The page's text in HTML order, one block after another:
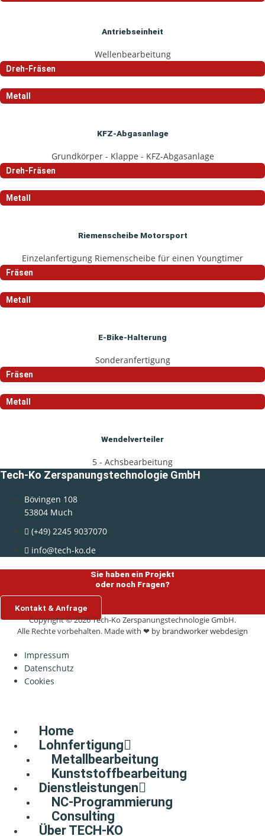
Antriebseinheit
Wellenbearbeitung
Dreh-Fräsen
Metall
KFZ-Abgasanlage
Grundkörper - Klappe - KFZ-Abgasanlage
Dreh-Fräsen
Metall
Riemenscheibe Motorsport
Einzelanfertigung Riemenscheibe für einen Youngtimer
Fräsen
Metall
E-Bike-Halterung
Sonderanfertigung
Fräsen
Metall
Wendelverteiler
5 - Achsbearbeitung
Tech-Ko Zerspanungstechnologie GmbH
Bövingen 108
53804 Much
(+49) 2245 9037070
info@tech-ko.de
Sie haben ein Projekt
oder noch Fragen?
Kontakt & Anfrage
Copyright © 2026 Tech-Ko Zerspanungstechnologie GmbH.
Alle Rechte vorbehalten. Made with ❤ by brandworker webdesign
Impressum
Datenschutz
Cookies
Home
Lohnfertigung
Metallbearbeitung
Kunststoffbearbeitung
Dienstleistungen
NC-Programmierung
Consulting
Über TECH-KO